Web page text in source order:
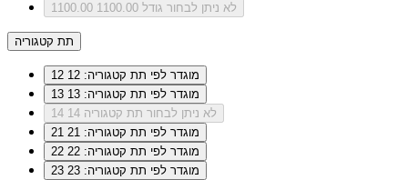
1100.00
לא ניתן לבחור גודל 1100.00
תת קטגוריה
12
מוגדר לפי תת קטגוריה: 12
13
מוגדר לפי תת קטגוריה: 13
14
לא ניתן לבחור תת קטגוריה 14
21
מוגדר לפי תת קטגוריה: 21
22
מוגדר לפי תת קטגוריה: 22
23
מוגדר לפי תת קטגוריה: 23